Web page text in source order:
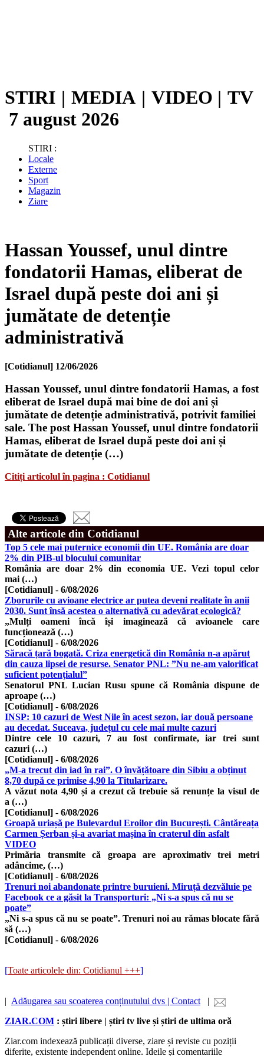
STIRI | MEDIA | VIDEO | TV
7 august 2026
STIRI :
Locale
Externe
Sport
Magazin
Ziare
Hassan Youssef, unul dintre
fondatorii Hamas, eliberat de
Israel după peste doi ani și
jumătate de detenție
administrativă
[Cotidianul] 12/06/2026
Hassan Youssef, unul dintre fondatorii Hamas, a fost
eliberat de Israel după mai bine de doi ani și
jumătate de detenție administrativă, potrivit familiei
sale. The post Hassan Youssef, unul dintre fondatorii
Hamas, eliberat de Israel după peste doi ani și
jumătate de detenție (…)
Citiți articolul în pagina : Cotidianul
Alte articole din Cotidianul
Top 5 cele mai puternice economii din UE. România are doar
2% din PIB-ul blocului comunitar
România are doar 2% din economia UE. Vezi topul celor
mai (…)
[Cotidianul] - 6/08/2026
Zborurile cu avioane electrice ar putea deveni realitate în anii
2030. Sunt însă acestea o alternativă cu adevărat ecologică?
„Mulți oameni încă își imaginează că avioanele care
funcționează (…)
[Cotidianul] - 6/08/2026
Săracă țară bogată. Criza energetică din România n-a apărut
din cauza lipsei de resurse. Senator PNL: ”Nu ne-am valorificat
suficient potenţialul”
Senatorul PNL Lucian Rusu spune că România dispune de
aproape (…)
[Cotidianul] - 6/08/2026
INSP: 10 cazuri de West Nile în acest sezon, iar două persoane
au decedat. Suceava, județul cu cele mai multe cazuri
Dintre cele 10 cazuri, 7 au fost confirmate, iar trei sunt
cazuri (…)
[Cotidianul] - 6/08/2026
„M-a trecut din iad în rai”. O învățătoare din Sibiu a obținut
8,70 după ce primise 4,90 la Titularizare.
A văzut nota 4,90 și a crezut că trebuie să renunțe la visul de
a (…)
[Cotidianul] - 6/08/2026
Groapă uriașă pe Bulevardul Eroilor din București. Cântăreața
Carmen Șerban și-a avariat mașina în craterul din asfalt
VIDEO
Primăria transmite că groapa are aproximativ trei metri
adâncime, (…)
[Cotidianul] - 6/08/2026
Trenuri noi abandonate printre buruieni. Miruță dezvăluie pe
Facebook ce a găsit la Transporturi: „Ni s-a spus că nu se
poate”
„Ni s-a spus că nu se poate”. Trenuri noi au rămas blocate fără
să (…)
[Cotidianul] - 6/08/2026
[Toate articolele din: Cotidianul +++]
| Adăugarea sau scoaterea conținutului dvs | Contact |
ZIAR.COM : știri libere | știri tv live și știri de ultima oră
Ziar.com indexează publicații diverse, ziare și reviste cu poziții
diferite, existente independent online. Ideile și comentariile